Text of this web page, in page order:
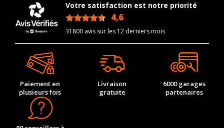
Votre satisfaction est notre priorité
4,6
31800 avis sur les 12 derniers mois
Paiement en
plusieurs fois
Livraison
gratuite
6000 garages
partenaires